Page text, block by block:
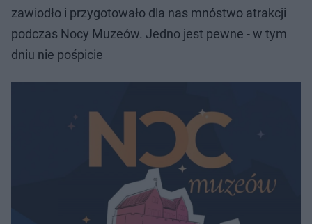
zawiodło i przygotowało dla nas mnóstwo atrakcji
podczas Nocy Muzeów. Jedno jest pewne - w tym
dniu nie pośpicie